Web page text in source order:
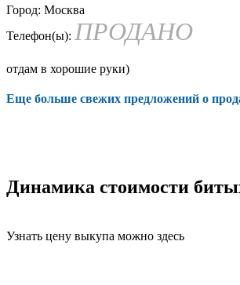
Город: Москва
Телефон(ы): ПРОДАНО
отдам в хорошие руки)
Еще больше свежих предложений о
Динамика стоимости
Узнать цену выкупа можно здесь